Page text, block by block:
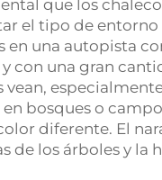
que los
el tipo de entorno
en una autopista
con una gran
bosques o
diferente. El
de los árboles y la